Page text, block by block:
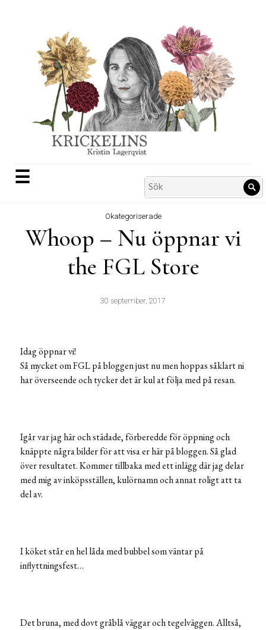
☰
Search
for:
Okategoriserade
Whoop – Nu öppnar vi
the FGL Store
30 september, 2017
Idag öppnar vi!
Så mycket om FGL på bloggen just nu men hoppas såklart ni
har överseende och tycker det är kul at följa med på resan.
Igår var jag här och städade, förberedde för öppning och
knäppte några bilder för att visa er här på bloggen. Så glad
över resultatet. Kommer tillbaka med ett inlägg där jag delar
med mig av inköpsställen, kulörnamn och annat roligt att ta
del av.
I köket står en hel låda med bubbel som väntar på
inflyttningsfest…
Det bruna, med dovt gråblå väggar och tegelväggen. Alltså,